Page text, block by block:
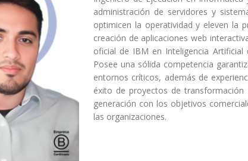
administración de servidores y
optimicen la operatividad y eleven la
creación de aplicaciones web
oficial de IBM en Inteligencia
Posee una sólida competencia
entornos críticos, además de
éxito de proyectos de
generación con los objetivos
las organizaciones.